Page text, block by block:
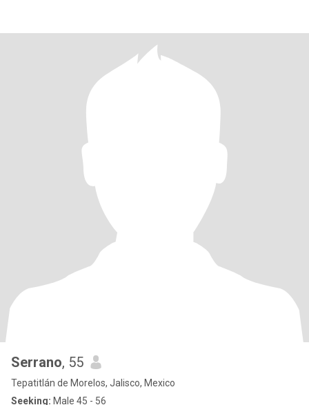
Serrano, 55
Tepatitlán de Morelos, Jalisco, Mexico
Seeking: Male 45 - 56